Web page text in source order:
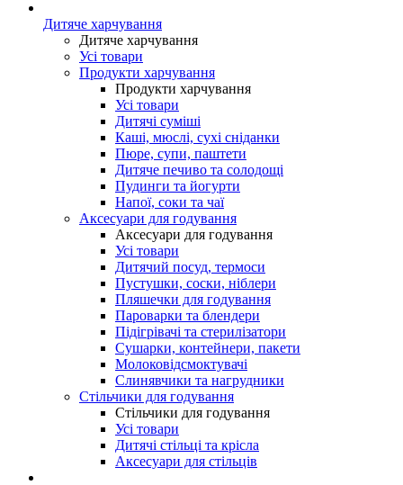
Дитяче харчування
Дитяче харчування
Усі товари
Продукти харчування
Продукти харчування
Усі товари
Дитячі суміші
Каші, мюслі, сухі сніданки
Пюре, супи, паштети
Дитяче печиво та солодощі
Пудинги та йогурти
Напої, соки та чаї
Аксесуари для годування
Аксесуари для годування
Усі товари
Дитячий посуд, термоси
Пустушки, соски, ніблери
Пляшечки для годування
Пароварки та блендери
Підігрівачі та стерилізатори
Сушарки, контейнери, пакети
Молоковідсмоктувачі
Слинявчики та нагрудники
Стільчики для годування
Стільчики для годування
Усі товари
Дитячі стільці та крісла
Аксесуари для стільців